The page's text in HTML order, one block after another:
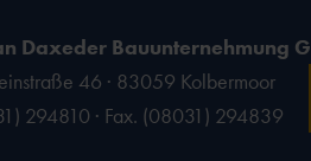
Daxeder Bauunternehmung
46 · 83059 Kolbermoor
294810 · Fax. (08031) 294839